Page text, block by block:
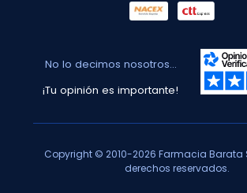
No lo decimos nosotros...
¡Tu opinión es importante!
Copyright © 2010-2026 Farmacia Barata
derechos reservados.